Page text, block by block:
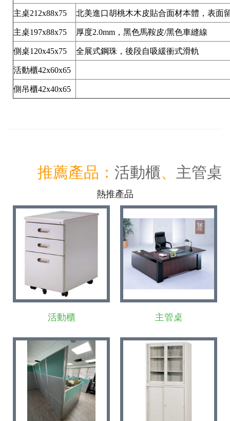
主桌212x88x75 北美進口胡桃木木皮貼合面材本體，表面
主桌197x88x75 厚度2.0mm，黑色馬鞍皮/黑色車縫線
側桌120x45x75 全展式鋼珠，後段自吸緩衝式滑軌
活動櫃42x60x65
側吊櫃42x40x65
推薦產品： 活動櫃、 主管桌
熱推產品
活動櫃 主管桌